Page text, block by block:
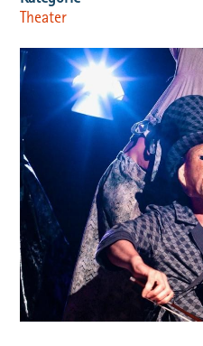
Theater